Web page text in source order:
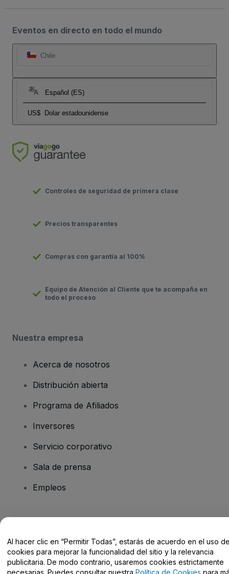
Eventos en directo en todo el mundo
Chile
Español (ES)
US$ Dolar estadounidense
Controles de seguridad de primera clase
Precios transparentes
Compras con garantía al 100%
Equipo de Atención al Cliente que te acompaña en
todo el proceso
Nuestra empresa
Acerca de nosotros
Distribución abierta
Programa de Afiliados
Inversores
Servicio corporativo
Sala de prensa
Empleos
Centro de Ayuda / Contacto
Al hacer clic en “Permitir Todas”, estarás de acuerdo en el uso
cookies para mejorar la funcionalidad del sitio y la relevancia
publicitaria. De modo contrario, usaremos cookies estrictamente
necesarias. Puedes consultar nuestra Política de Cookies para